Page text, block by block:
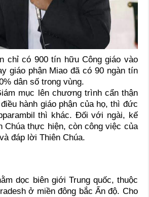
chỉ có 900 tín hữu Công giáo vào
giáo phận Miao đã có 90 ngàn tín
dân số trong vùng.
mục lên chương trình cẩn thận
hành giáo phận của họ, thì đức
thì khác. Đối với ngài, kế
Chúa thực hiện, còn công việc của
đáp lời Thiên Chúa.
dọc biên giới Trung quốc, thuộc
ở miền đông bắc Ấn độ. Cho